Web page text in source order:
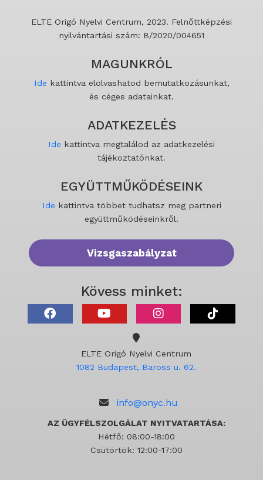
ELTE Origó Nyelvi Centrum, 2023. Felnőttképzési
nyilvántartási szám: B/2020/004651
MAGUNKRÓL
Ide kattintva elolvashatod bemutatkozásunkat,
és céges adatainkat.
ADATKEZELÉS
Ide kattintva megtalálod az adatkezelési
tájékoztatónkat.
EGYÜTTMŰKÖDÉSEINK
Ide kattintva többet tudhatsz meg partneri
együttműködéseinkről.
Vizsgaszabályzat
Kövess minket:
ELTE Origó Nyelvi Centrum
1082 Budapest, Baross u. 62.
info@onyc.hu
AZ ÜGYFÉLSZOLGÁLAT NYITVATARTÁSA:
Hétfő: 08:00-18:00
Csütörtök: 12:00-17:00